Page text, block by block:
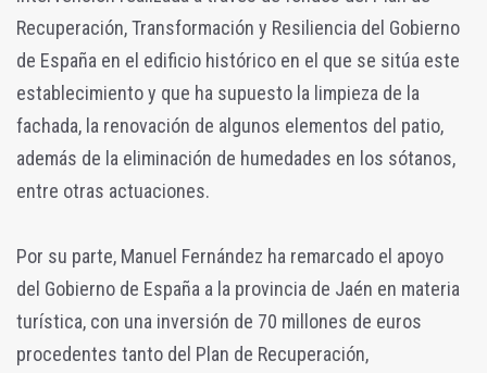
Recuperación, Transformación y Resiliencia del Gobierno
de España en el edificio histórico en el que se sitúa este
establecimiento y que ha supuesto la limpieza de la
fachada, la renovación de algunos elementos del patio,
además de la eliminación de humedades en los sótanos,
entre otras actuaciones.
Por su parte, Manuel Fernández ha remarcado el apoyo
del Gobierno de España a la provincia de Jaén en materia
turística, con una inversión de 70 millones de euros
procedentes tanto del Plan de Recuperación,